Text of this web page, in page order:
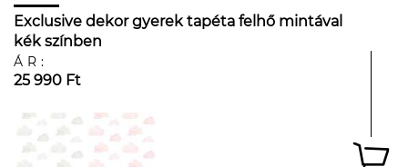
Exclusive dekor gyerek tapéta felhő mintával
kék színben
ÁR:
25 990 Ft